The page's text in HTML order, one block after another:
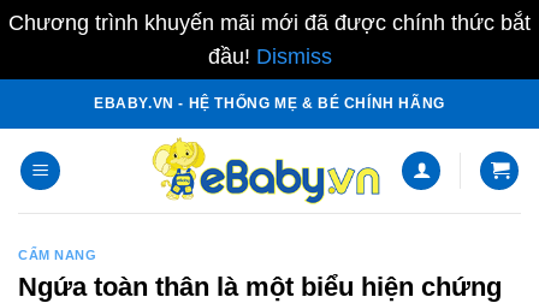
Chương trình khuyến mãi mới đã được chính thức bắt
đầu! Dismiss
content
EBABY.VN - HỆ THỐNG MẸ & BÉ CHÍNH HÃNG
CẨM NANG
Ngứa toàn thân là một biểu hiện chứng